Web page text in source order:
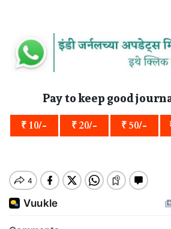
Pay to keep good
₹ 10/- ₹ 20/- ₹ 50/-